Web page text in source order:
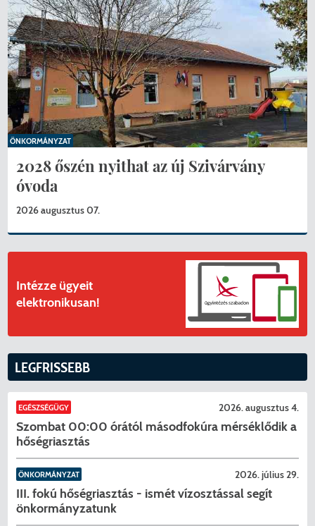
2028 őszén nyithat az új Szivárvány
óvoda
2026 augusztus 07.
ÖNKORMÁNYZAT
Intézze ügyeit
elektronikusan!
LEGFRISSEBB
EGÉSZSÉGÜGY 2026. augusztus 4.
Szombat 00:00 órától másodfokúra mérséklődik a
hőségriasztás
ÖNKORMÁNYZAT 2026. július 29.
III. fokú hőségriasztás - ismét vízosztással segít
önkormányzatunk